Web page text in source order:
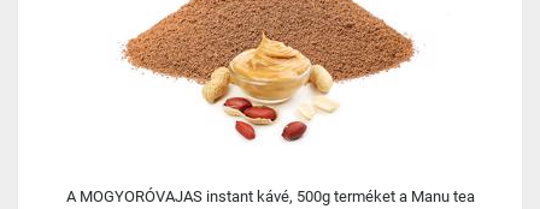
A MOGYORÓVAJAS instant kávé, 500g terméket a Manu tea